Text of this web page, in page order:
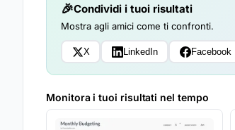
Condividi i tuoi risultati
Mostra agli amici come ti confronti.
X LinkedIn Facebook
Monitora i tuoi risultati nel tempo